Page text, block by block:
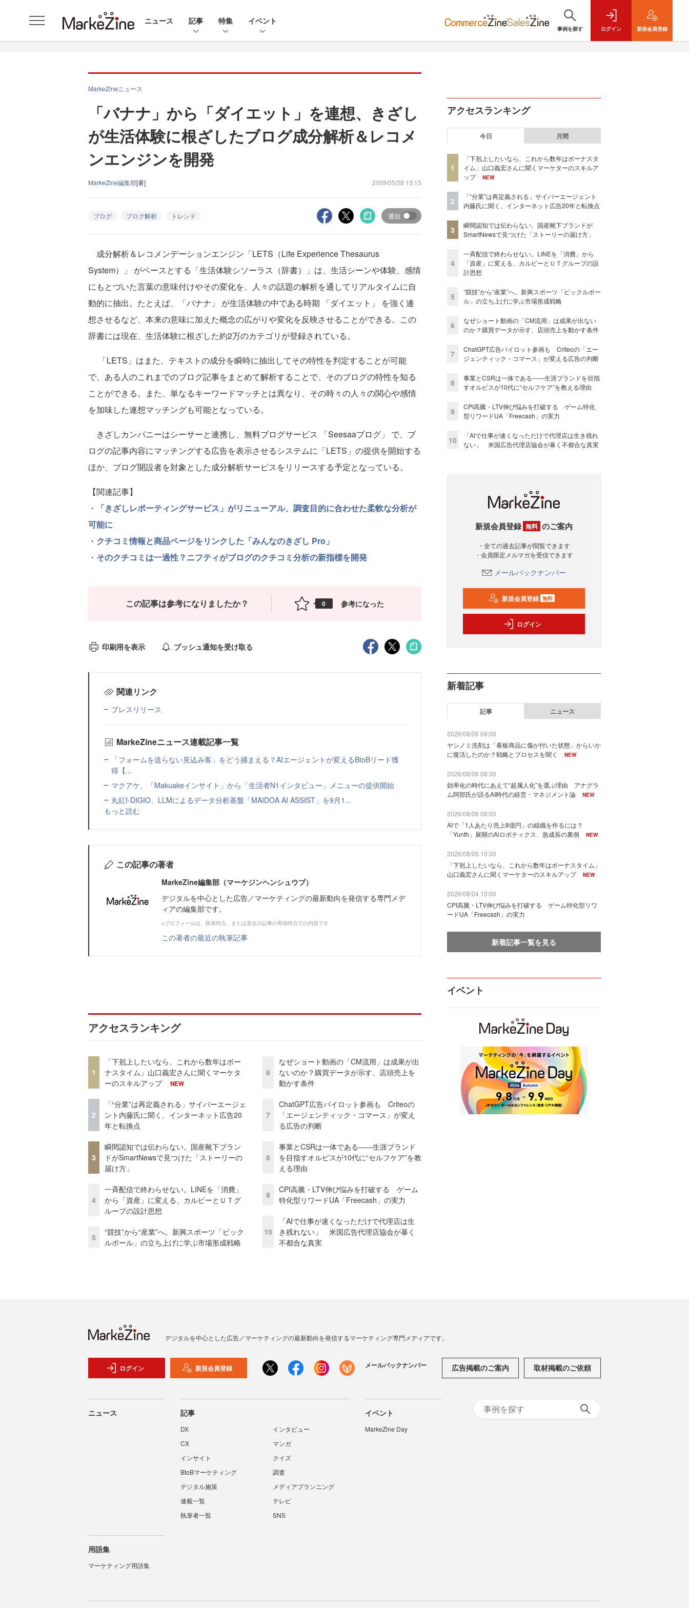
ニュース 記事 特集 イベント
事例を探す ログイン 新規会員登録
MarkeZineニュース
「バナナ」から「ダイエット」を連想、きざし
が生活体験に根ざしたブログ成分解析＆レコメ
ンエンジンを開発
MarkeZine編集部[著] 2009/05/28 13:15
ブログ ブログ解析 トレンド 通知
成分解析＆レコメンデーションエンジン「LETS（Life Experience Thesaurus
System）」 がベースとする「生活体験シソーラス（辞書）」は、生活シーンや体験、感情
にもとづいた言葉の意味付けやその変化を、人々の話題の解析を通してリアルタイムに自
動的に抽出。たとえば、「バナナ」 が生活体験の中である時期 「ダイエット」 を強く連
想させるなど、本来の意味に加えた概念の広がりや変化を反映させることができる。この
辞書には現在、生活体験に根ざした約2万のカテゴリが登録されている。
「LETS」はまた、テキストの成分を瞬時に抽出してその特性を判定することが可能
で、ある人のこれまでのブログ記事をまとめて解析することで、そのブログの特性を知る
ことができる。また、単なるキーワードマッチとは異なり、その時々の人々の関心や感情
を加味した連想マッチングも可能となっている。
きざしカンパニーはシーサーと連携し、無料ブログサービス 「Seesaaブログ」 で、ブ
ログの記事内容にマッチングする広告を表示させるシステムに「LETS」の提供を開始する
ほか、ブログ開設者を対象とした成分解析サービスをリリースする予定となっている。
【関連記事】
・
「きざしレポーティングサービス」がリニューアル、調査目的に合わせた柔軟な分析が
可能に
・ クチコミ情報と商品ページをリンクした「みんなのきざし Pro」
・ そのクチコミは一過性？ニフティがブログのクチコミ分析の新指標を開発
この記事は参考になりましたか？ 0 参考になった
印刷用を表示 プッシュ通知を受け取る
関連リンク
プレスリリース
MarkeZineニュース連載記事一覧
「フォームを送らない見込み客」をどう捕まえる？AIエージェントが変えるBtoBリード獲
得【...
マクアケ、「Makuakeインサイト」から「生活者N1インタビュー」メニューの提供開始
丸紅I-DIGIO、LLMによるデータ分析基盤「MAIDOA AI ASSIST」を9月1...
もっと読む
この記事の著者
MarkeZine編集部（マーケジンヘンシュウブ）
デジタルを中心とした広告／マーケティングの最新動向を発信する専門メデ
ィアの編集部です。
※プロフィールは、執筆時点、または直近の記事の寄稿時点での内容です
この著者の最近の執筆記事
アクセスランキング
1
「下剋上したいなら、これから数年はボー
ナスタイム」山口義宏さんに聞くマーケタ
ーのスキルアップ
NEW
2
「“分業”は再定義される」サイバーエージェ
ント内藤氏に聞く、インターネット広告20
年と転換点
3
瞬間認知では伝わらない。国産靴下ブラン
ドがSmartNewsで見つけた「ストーリーの
届け方」
4
一斉配信で終わらせない。LINEを「消費」
から「資産」に変える、カルビーとＵＴグ
ループの設計思想
5
“競技”から“産業”へ。新興スポーツ「ピック
ルボール」の立ち上げに学ぶ市場形成戦略
6
なぜショート動画の「CM流用」は成果が出
ないのか？購買データが示す、店頭売上を
動かす条件
7
ChatGPT広告パイロット参画も Criteoの
「エージェンティック・コマース」が変え
る広告の判断
8
事業とCSRは一体である――生涯ブランド
を目指すオルビスが10代に“セルフケア”を教
える理由
9
CPI高騰・LTV伸び悩みを打破する ゲーム
特化型リワードUA「Freecash」の実力
10
「AIで仕事が速くなっただけで代理店は生
き残れない」 米国広告代理店協会が暴く
不都合な真実
アクセスランキング
今日 月間
1
「下剋上したいなら、これから数年はボーナスタ
イム」山口義宏さんに聞くマーケターのスキルア
ップ
NEW
2
「“分業”は再定義される」サイバーエージェント
内藤氏に聞く、インターネット広告20年と転換点
3
瞬間認知では伝わらない。国産靴下ブランドが
SmartNewsで見つけた「ストーリーの届け方」
4
一斉配信で終わらせない。LINEを「消費」から
「資産」に変える、カルビーとＵＴグループの設
計思想
5
“競技”から“産業”へ。新興スポーツ「ピックルボー
ル」の立ち上げに学ぶ市場形成戦略
6
なぜショート動画の「CM流用」は成果が出ない
のか？購買データが示す、店頭売上を動かす条件
7
ChatGPT広告パイロット参画も Criteoの「エー
ジェンティック・コマース」が変える広告の判断
8
事業とCSRは一体である――生涯ブランドを目指
すオルビスが10代に“セルフケア”を教える理由
9
CPI高騰・LTV伸び悩みを打破する ゲーム特化
型リワードUA「Freecash」の実力
10
「AIで仕事が速くなっただけで代理店は生き残れ
ない」 米国広告代理店協会が暴く不都合な真実
新規会員登録 無料 のご案内
・全ての過去記事が閲覧できます
・会員限定メルマガを受信できます
メールバックナンバー
新規会員登録 無料
ログイン
新着記事
記事 ニュース
2026/08/06 09:00
ヤシノミ洗剤は「看板商品に傷が付いた状態」からいか
に復活したのか？戦略とプロセスを聞く
NEW
2026/08/06 08:30
効率化の時代にあえて“超属人化”を選ぶ理由 アナグラ
ム阿部氏が語るAI時代の経営・マネジメント論
NEW
2026/08/06 08:00
AIで「1人あたり売上8億円」の組織を作るには？
「Yunth」展開のAiロボティクス、急成長の裏側
NEW
2026/08/05 10:30
「下剋上したいなら、これから数年はボーナスタイム」
山口義宏さんに聞くマーケターのスキルアップ
NEW
2026/08/04 10:00
CPI高騰・LTV伸び悩みを打破する ゲーム特化型リワ
ードUA「Freecash」の実力
新着記事一覧を見る
イベント
デジタルを中心とした広告／マーケティングの最新動向を発信するマーケティング専門メディアです。
ログイン 新規会員登録 メールバックナンバー 広告掲載のご案内 取材掲載のご依頼
ニュース 記事
DX
インタビュー
CX
マンガ
インサイト
クイズ
BtoBマーケティング
調査
デジタル施策
メディアプランニング
連載一覧
テレビ
執筆者一覧
SNS
イベント
MarkeZine Day
用語集
マーケティング用語集